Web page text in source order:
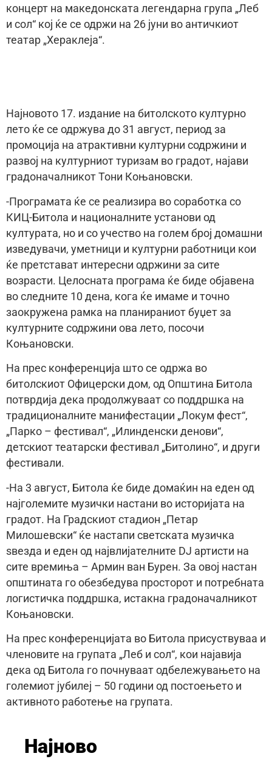
концерт на македонската легендарна група „Леб
и сол“ кој ќе се одржи на 26 јуни во античкиот
театар „Хераклеја“.
Најновото 17. издание на битолското културно
лето ќе се одржува до 31 август, период за
промоција на атрактивни културни содржини и
развој на културниот туризам во градот, најави
градоначалникот Тони Коњановски.
-Програмата ќе се реализира во соработка со
КИЦ-Битола и националните установи од
културата, но и со учество на голем број домашни
изведувачи, уметници и културни работници кои
ќе претстават интересни одржини за сите
возрасти. Целосната програма ќе биде објавена
во следните 10 дена, кога ќе имаме и точно
заокружена рамка на планираниот буџет за
културните содржини ова лето, посочи
Коњановски.
На прес конференција што се одржа во
битолскиот Офицерски дом, од Општина Битола
потврдија дека продолжуваат со поддршка на
традиционалните манифестации „Локум фест“,
„Парко – фестивал“, „Илинденски денови“,
детскиот театарски фестивал „Битолино“, и други
фестивали.
-На 3 август, Битола ќе биде домаќин на еден од
најголемите музички настани во историјата на
градот. На Градскиот стадион „Петар
Милошевски“ ќе настапи светската музичка
ѕвезда и еден од највлијателните DJ артисти на
сите времиња – Армин ван Бурен. За овој настан
општината го обезбедува просторот и потребната
логистичка поддршка, истакна градоначалникот
Коњановски.
На прес конференцијата во Битола присуствуваа и
членовите на групата „Леб и сол“, кои најавија
дека од Битола го почнуваат одбележувањето на
големиот јубилеј – 50 години од постоењето и
активното работење на групата.
Најново